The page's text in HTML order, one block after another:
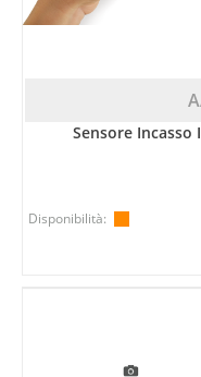
Sensore Incasso
Disponibilità: